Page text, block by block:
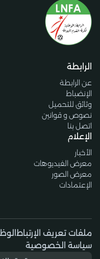
الرابطة
عن الرابطة
الإنضباط
وثائق للتحميل
نصوص و قوانين
اتصل بنا
الإعلام
الأخبار
معرض الفيديوهات
معرض الصور
الإعتمادات
ملفات تعريف الإرتباط
سياسة الخصوصية